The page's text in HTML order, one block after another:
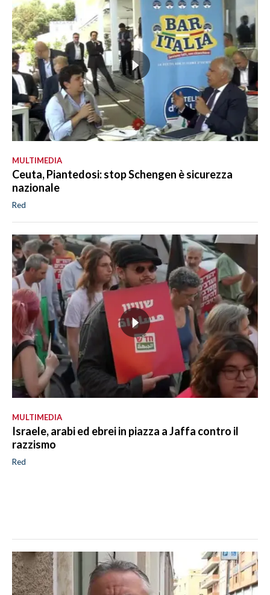
MULTIMEDIA
Ceuta, Piantedosi: stop Schengen è sicurezza
nazionale
Red
MULTIMEDIA
Israele, arabi ed ebrei in piazza a Jaffa contro il
razzismo
Red